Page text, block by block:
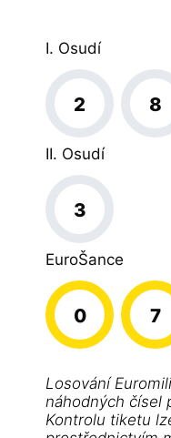
I. Osudí
2 8
II. Osudí
3
EuroŠance
0 7
Losování
náhodných čísel
Kontrolu tiketu